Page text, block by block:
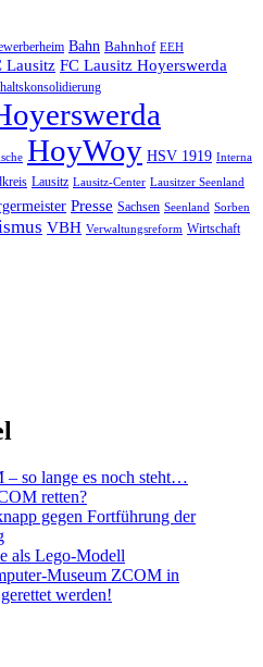
Bahn Bahnhof EEH
Lausitz FC Lausitz Hoyerswerda
HoyWoy HSV 1919 Interna
Lausitz Lausitz-Center Lausitzer Seenland
Presse Sachsen Seenland Sorben
VBH Verwaltungsreform Wirtschaft
– so lange es noch steht…
retten?
gegen Fortführung der
als Lego-Modell
Museum ZCOM in
werden!